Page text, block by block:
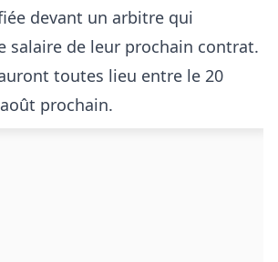
devant un arbitre qui
salaire de leur prochain contrat.
toutes lieu entre le 20
prochain.